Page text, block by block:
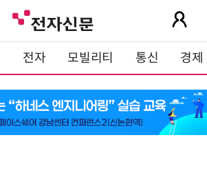
전자 모빌리티 통신 경제